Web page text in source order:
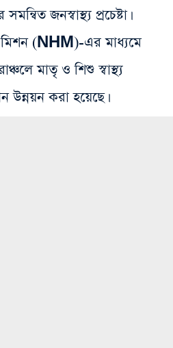
জনস্বাস্থ্য প্রচেষ্টা।
মিশন (NHM)-এর মাধ্যমে
মাতৃ ও শিশু স্বাস্থ্য
উন্নয়ন করা হয়েছে।